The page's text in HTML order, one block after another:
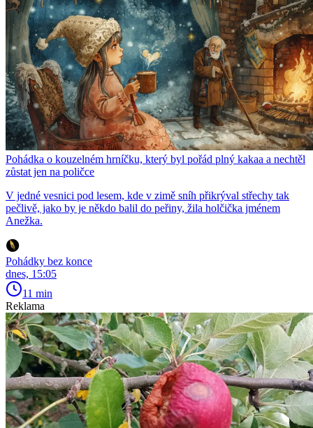
Pohádka o kouzelném hrníčku, který byl pořád plný kakaa a nechtěl
zůstat jen na poličce
V jedné vesnici pod lesem, kde v zimě sníh přikrýval střechy tak
pečlivě, jako by je někdo balil do peřiny, žila holčička jménem
Anežka.
Pohádky bez konce
dnes, 15:05
11 min
Reklama